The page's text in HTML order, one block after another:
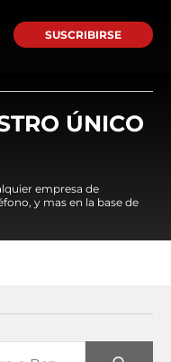
SUSCRIBIRSE
ÚNICO
empresa de
y mas en la base de